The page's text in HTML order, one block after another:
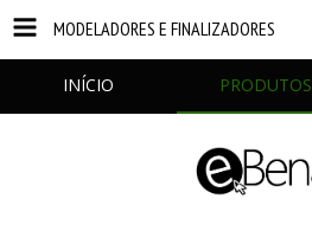
MODELADORES E FINALIZADORES
INÍCIO PRODUTOS